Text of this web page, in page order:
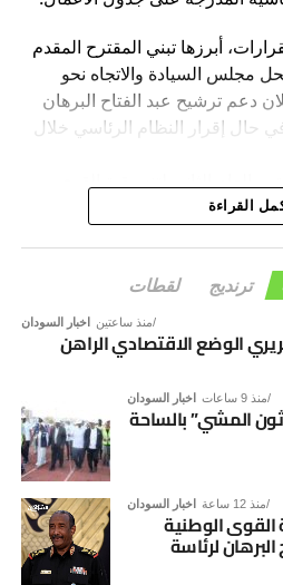
أبرزها تبني المقترح المقدم
مجلس السيادة والاتجاه نحو
دعم ترشيح عبد الفتاح البرهان
حال إقرار النظام الرئاسي خلال
الفترة المقبلة.
القرارات تأتي في إطار رؤية
السياسي، وترسيخ
وطني شامل يؤسس لمرحلة
القراءة
ترنديج لقطات
اخبار السودان منذ ساعتين
الوضع الاقتصادي الراهن
اخبار السودان منذ 9 ساعات
المشي” بالساحة
اخبار السودان منذ 12 ساعة
الوطنية
لرئاسة